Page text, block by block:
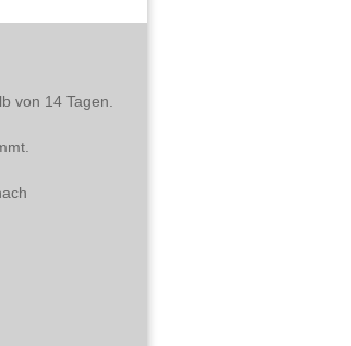
von 14 Tagen.